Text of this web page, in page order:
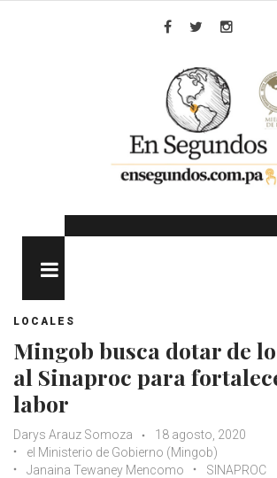
LOCALES
Mingob busca dotar de
al Sinaproc para
labor
Darys Arauz Somoza
18 agosto, 2020
el Ministerio de Gobierno (Mingob)
Janaina Tewaney Mencomo
SINAPROC